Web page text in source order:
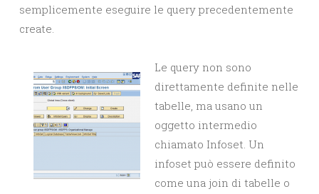
semplicemente eseguire le query precedentemente
create.
Le query non sono
direttamente definite nelle
tabelle, ma usano un
oggetto intermedio
chiamato Infoset. Un
infoset può essere definito
come una join di tabelle o